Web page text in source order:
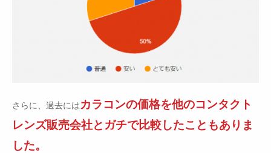
さらに、過去にはカラコンの価格を他のコンタクト
レンズ販売会社とガチで比較したこともありま
した。